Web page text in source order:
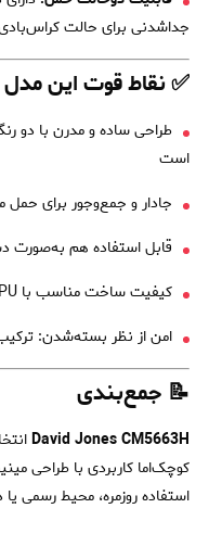
جداشدنی برای حالت
✅ نقاط قوت این مدل
طراحی ساده و مدرن با دو
است
جادار و جمع‌وجور برای حمل
قابل استفاده هم به‌صورت
کیفیت ساخت مناسب با PU مقاوم و دوخت مرتب
امن از نظر بسته‌شدن:
📝 جمع‌بندی
David Jones CM5663H
کوچک‌اما کاربردی با طراحی
استفاده روزمره، محیط رسمی